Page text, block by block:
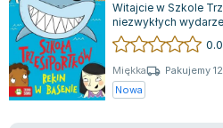
Witajcie w Szkole
niezwykłych
szkolny, gdzie
0.0
Miękka
Pakujemy
Nowa